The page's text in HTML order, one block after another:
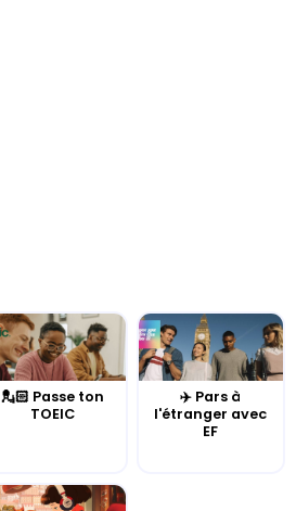
💂🏻 Passe ton
TOEIC
✈️ Pars à
l'étranger avec
EF